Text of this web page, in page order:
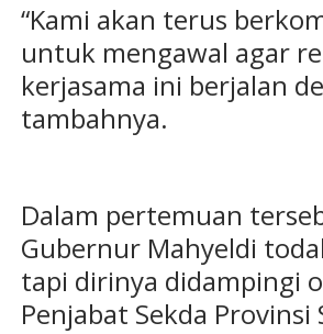
“Kami akan terus
untuk mengawal agar
kerjasama ini berjalan
tambahnya.
Dalam pertemuan
Gubernur Mahyeldi
tapi dirinya didampingi
Penjabat Sekda Provinsi